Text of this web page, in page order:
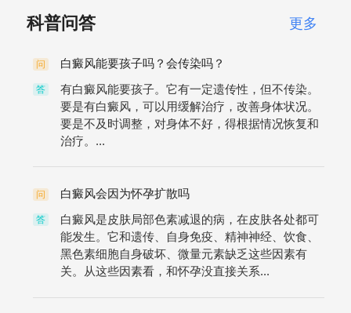
科普问答 更多
问 白癜风能要孩子吗？会传染吗？
答
有白癜风能要孩子。它有一定遗传性，但不传染。
要是有白癜风，可以用缓解治疗，改善身体状况。
要是不及时调整，对身体不好，得根据情况恢复和
治疗。...
问 白癜风会因为怀孕扩散吗
答
白癜风是皮肤局部色素减退的病，在皮肤各处都可
能发生。它和遗传、自身免疫、精神神经、饮食、
黑色素细胞自身破坏、微量元素缺乏这些因素有
关。从这些因素看，和怀孕没直接关系...